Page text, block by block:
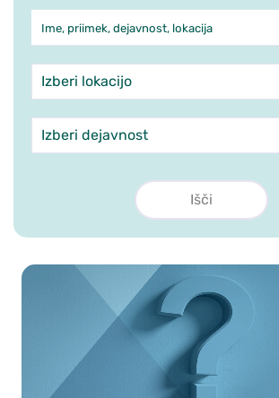
Iskanje po
Ime, priimek, dejavnost, lokacija
Enota
Dejavnost